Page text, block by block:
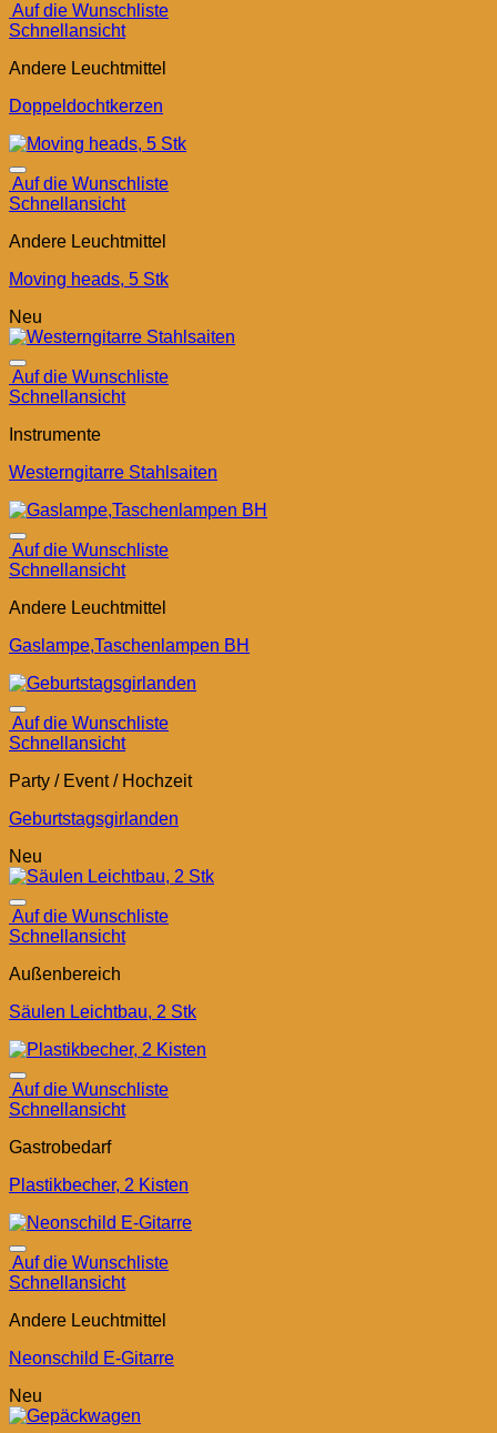
Auf die Wunschliste
Schnellansicht
Andere Leuchtmittel
Doppeldochtkerzen
Auf die Wunschliste
Schnellansicht
Andere Leuchtmittel
Moving heads, 5 Stk
Neu
Auf die Wunschliste
Schnellansicht
Instrumente
Westerngitarre Stahlsaiten
Auf die Wunschliste
Schnellansicht
Andere Leuchtmittel
Gaslampe,Taschenlampen BH
Auf die Wunschliste
Schnellansicht
Party / Event / Hochzeit
Geburtstagsgirlanden
Neu
Auf die Wunschliste
Schnellansicht
Außenbereich
Säulen Leichtbau, 2 Stk
Auf die Wunschliste
Schnellansicht
Gastrobedarf
Plastikbecher, 2 Kisten
Auf die Wunschliste
Schnellansicht
Andere Leuchtmittel
Neonschild E-Gitarre
Neu